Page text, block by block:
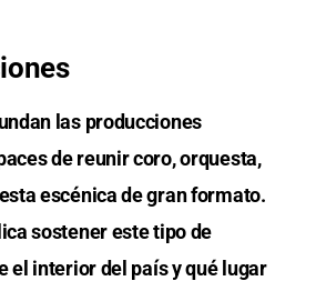
las producciones
de reunir coro, orquesta,
escénica de gran formato.
sostener este tipo de
el interior del país y qué lugar